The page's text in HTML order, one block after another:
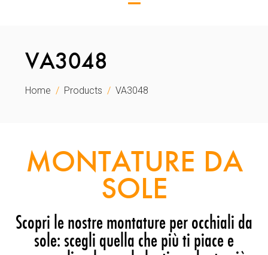
VA3048
Home Products VA3048
MONTATURE DA
SOLE
Scopri le nostre montature per occhiali da
sole: scegli quella che più ti piace e